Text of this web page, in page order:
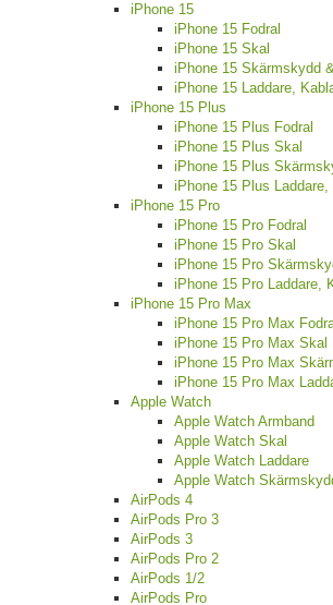
iPhone 15
iPhone 15 Fodral
iPhone 15 Skal
iPhone 15 Skärmskydd
iPhone 15 Laddare,
iPhone 15 Plus
iPhone 15 Plus Fodral
iPhone 15 Plus Skal
iPhone 15 Plus
iPhone 15 Plus
iPhone 15 Pro
iPhone 15 Pro Fodral
iPhone 15 Pro Skal
iPhone 15 Pro
iPhone 15 Pro Laddare,
iPhone 15 Pro Max
iPhone 15 Pro Max
iPhone 15 Pro Max Skal
iPhone 15 Pro Max
iPhone 15 Pro Max
Apple Watch
Apple Watch Armband
Apple Watch Skal
Apple Watch Laddare
Apple Watch
AirPods 4
AirPods Pro 3
AirPods 3
AirPods Pro 2
AirPods 1/2
AirPods Pro